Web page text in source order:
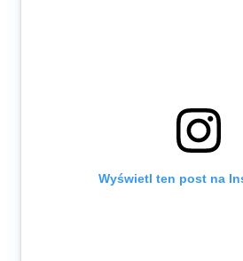
Wyświetl ten post na